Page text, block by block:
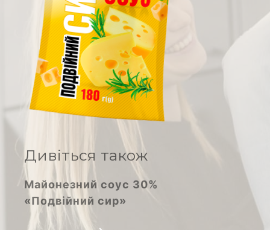
Овочеві консерви
Вироби макаронні
Халва соняшникова
Молоко згущене
Дивіться також
Майонезний соус 30%
«Подвійний сир»